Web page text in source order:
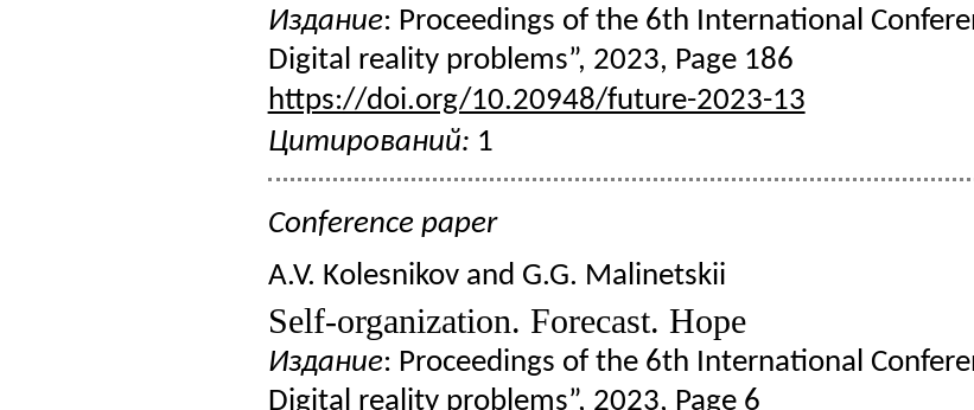
Издание: Proceedings of the 6th International
Digital reality problems”, 2023, Page 186
https://doi.org/10.20948/future-2023-13
Цитирований: 1
Conference paper
A.V. Kolesnikov and G.G. Malinetskii
Self-organization. Forecast. Hope
Издание: Proceedings of the 6th International
Digital reality problems”, 2023, Page 6